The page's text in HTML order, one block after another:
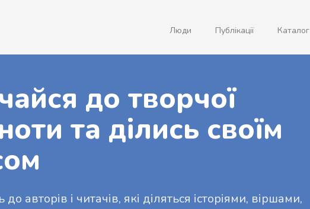
Люди Публікації Каталог
до творчої
та ділись своїм
авторів і читачів, які діляться історіями, віршами,